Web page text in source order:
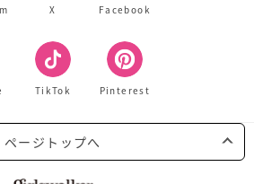
X Facebook
TikTok Pinterest
ページトップへ